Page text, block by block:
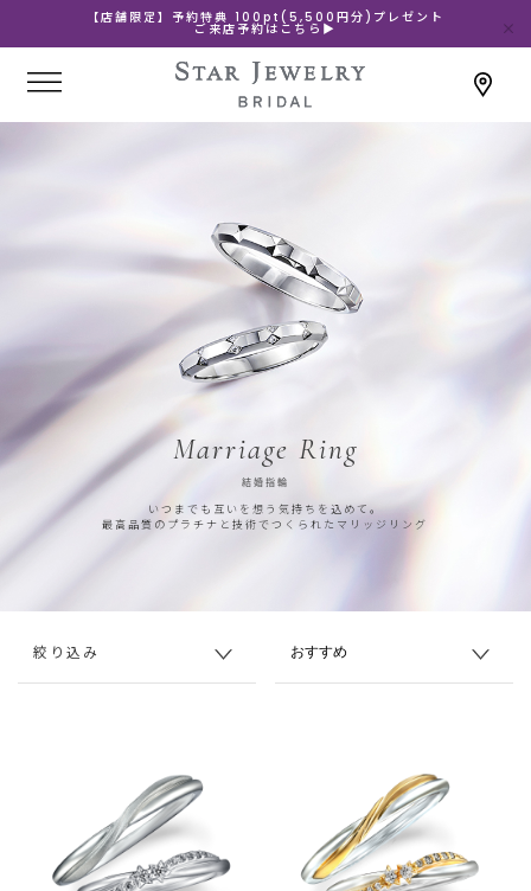
【店舗限定】予約特典 100pt(5,500円分)プレゼント
ご来店予約はこちら▶
Marriage Ring
結婚指輪
いつまでも互いを想う気持ちを込めて。
最高品質のプラチナと技術でつくられたマリッジリング
絞り込み